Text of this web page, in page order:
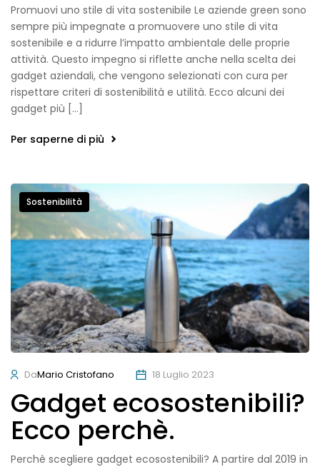
Promuovi uno stile di vita sostenibile Le aziende green sono
sempre più impegnate a promuovere uno stile di vita
sostenibile e a ridurre l’impatto ambientale delle proprie
attività. Questo impegno si riflette anche nella scelta dei
gadget aziendali, che vengono selezionati con cura per
rispettare criteri di sostenibilità e utilità. Ecco alcuni dei
gadget più […]
Per saperne di più
Sostenibilità
DaMario Cristofano 18 Luglio 2023
Gadget ecosostenibili?
Ecco perchè.
Perchè scegliere gadget ecosostenibili? A partire dal 2019 in